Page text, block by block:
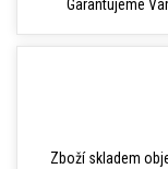
Garantujeme
Zboží skladem